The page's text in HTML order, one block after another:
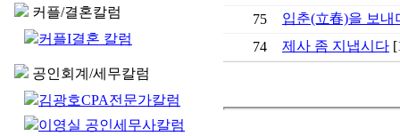
커플/결혼칼럼
커플I결혼 칼럼
공인회계/세무칼럼
김광호CPA전문가칼럼
이영실 공인세무사칼럼
75
입춘(立春)을 보내
74
제사 좀 지냅시다